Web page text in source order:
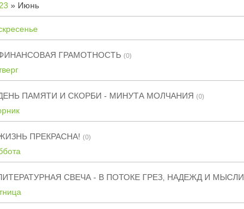
» Июнь
ГРАМОТНОСТЬ (0)
ПАМЯТИ И СКОРБИ - МИНУТА МОЛЧАНИЯ (0)
ПРЕКРАСНА! (0)
СВЕЧА - В ПОТОКЕ ГРЕЗ, НАДЕЖД И МЫСЛИ